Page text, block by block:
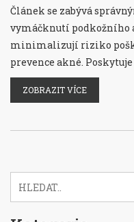
Článek se zabývá
vymáčknutí podkožního
minimalizují riziko
prevence akné.
tipy a upozorňuje na
pohled na péči o pleť
ZOBRAZIT VÍCE